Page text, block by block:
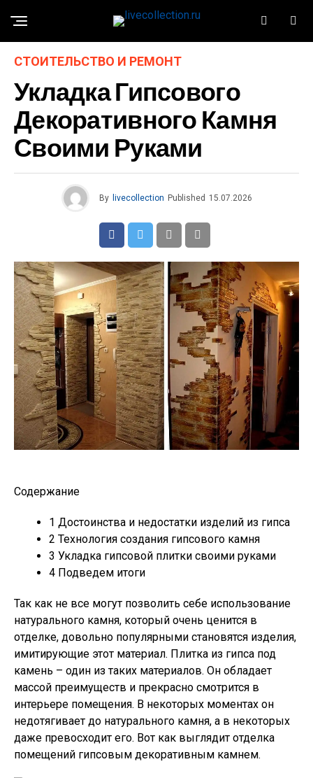
СТОИТЕЛЬСТВО И РЕМОНТ
Укладка Гипсового
Декоративного Камня
Своими Руками
By livecollection Published 15.07.2026
Содержание
1 Достоинства и недостатки изделий из гипса
2 Технология создания гипсового камня
3 Укладка гипсовой плитки своими руками
4 Подведем итоги
Так как не все могут позволить себе использование
натурального камня, который очень ценится в
отделке, довольно популярными становятся изделия,
имитирующие этот материал. Плитка из гипса под
камень – один из таких материалов. Он обладает
массой преимуществ и прекрасно смотрится в
интерьере помещения. В некоторых моментах он
недотягивает до натурального камня, а в некоторых
даже превосходит его. Вот как выглядит отделка
помещений гипсовым декоративным камнем.